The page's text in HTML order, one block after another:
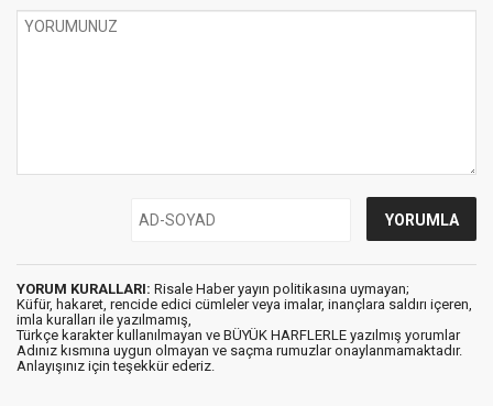
YORUM KURALLARI: Risale Haber yayın politikasına uymayan;
Küfür, hakaret, rencide edici cümleler veya imalar, inançlara saldırı içeren,
imla kuralları ile yazılmamış,
Türkçe karakter kullanılmayan ve BÜYÜK HARFLERLE yazılmış yorumlar
Adınız kısmına uygun olmayan ve saçma rumuzlar onaylanmamaktadır.
Anlayışınız için teşekkür ederiz.